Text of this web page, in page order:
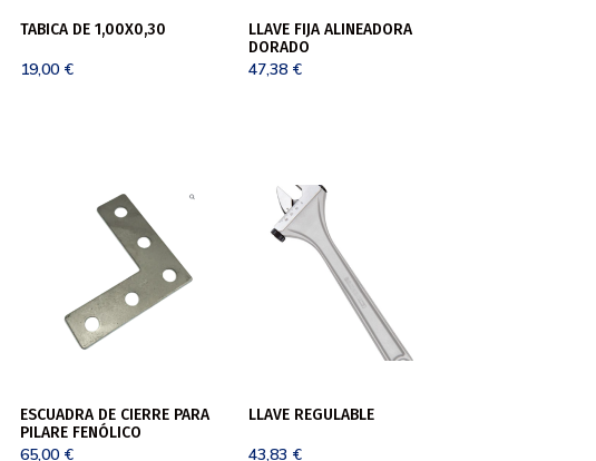
TABICA DE 1,00X0,30
19,00 €
LLAVE FIJA ALINEADORA
DORADO
47,38 €
ESCUADRA DE CIERRE PARA
PILARE FENÓLICO
65,00 €
LLAVE REGULABLE
43,83 €